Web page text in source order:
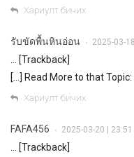
Хариулт бичих
รับขัดพื้นหินอ่อน • 2025-03-
… [Trackback]
[…] Read More to that
Хариулт бичих
FAFA456 • 2025-03-20 | 23:51
… [Trackback]